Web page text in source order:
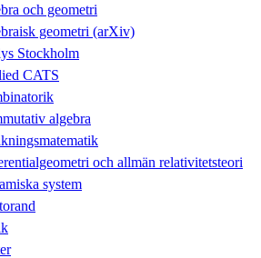
och geometri
geometri (arXiv)
Stockholm
CATS
algebra
och allmän relativitetsteori
system